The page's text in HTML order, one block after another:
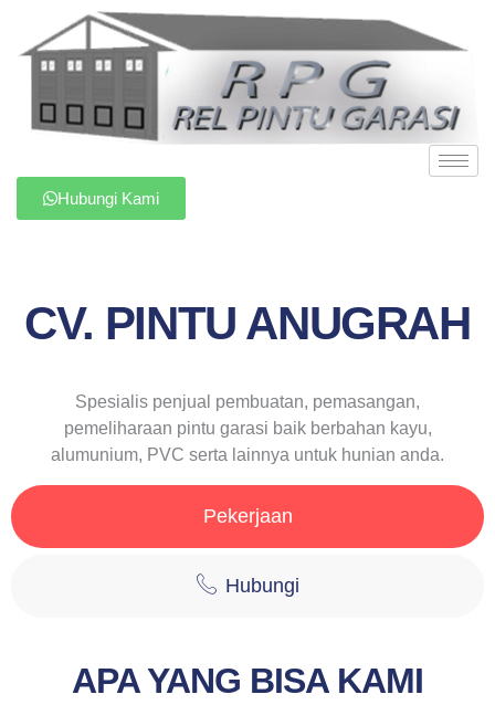
Hubungi Kami
CV. PINTU ANUGRAH
Spesialis penjual pembuatan, pemasangan,
pemeliharaan pintu garasi baik berbahan kayu,
alumunium, PVC serta lainnya untuk hunian anda.
Pekerjaan
Hubungi
APA YANG BISA KAMI